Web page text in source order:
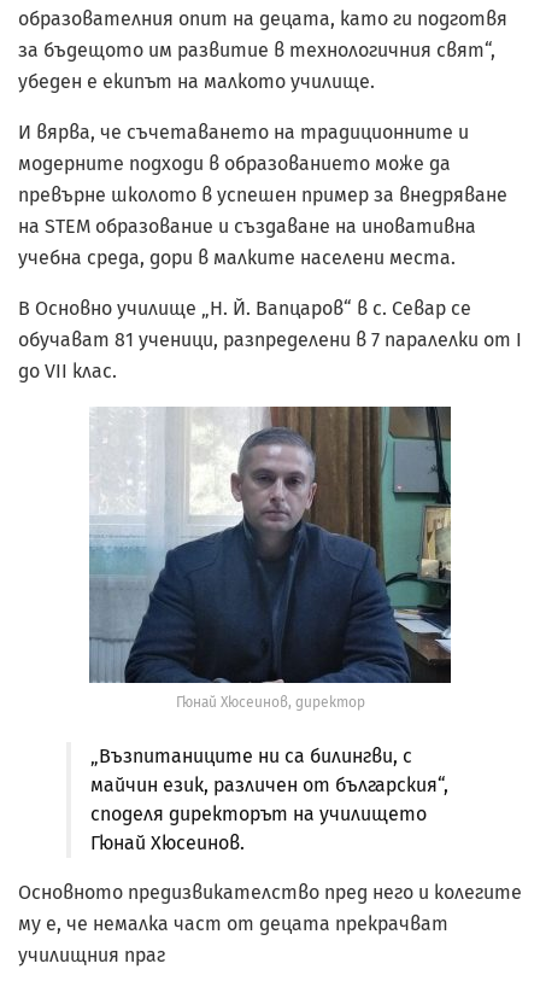
образователния опит на децата, като ги подготвя
за бъдещото им развитие в технологичния свят“,
убеден е екипът на малкото училище.
И вярва, че съчетаването на традиционните и
модерните подходи в образованието може да
превърне школото в успешен пример за внедряване
на STEM образование и създаване на иновативна
учебна среда, дори в малките населени места.
В Основно училище „Н. Й. Вапцаров“ в с. Севар се
обучават 81 ученици, разпределени в 7 паралелки от I
до VII клас.
Гюнай Хюсеинов, директор
„Възпитаниците ни са билингви, с
майчин език, различен от българския“,
споделя директорът на училището
Гюнай Хюсеинов.
Основното предизвикателство пред него и колегите
му е, че немалка част от децата прекрачват
училищния праг